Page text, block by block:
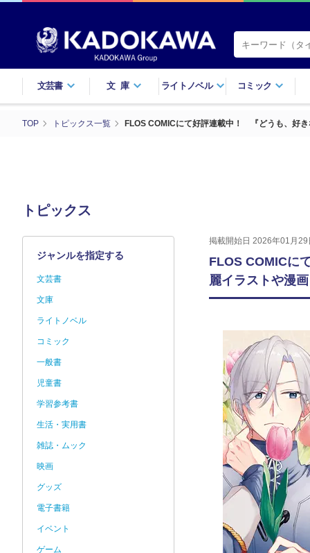
文芸書 文庫 ライトノベル コミック
TOP トピックス一覧 FLOS COMICにて好評連載中！ 『どうも、好
トピックス
掲載開始日 2026年01月29
FLOS COMICに
麗イラストや漫
ジャンルを指定する
文芸書
文庫
ライトノベル
コミック
一般書
児童書
学習参考書
生活・実用書
雑誌・ムック
映画
グッズ
電子書籍
イベント
ゲーム